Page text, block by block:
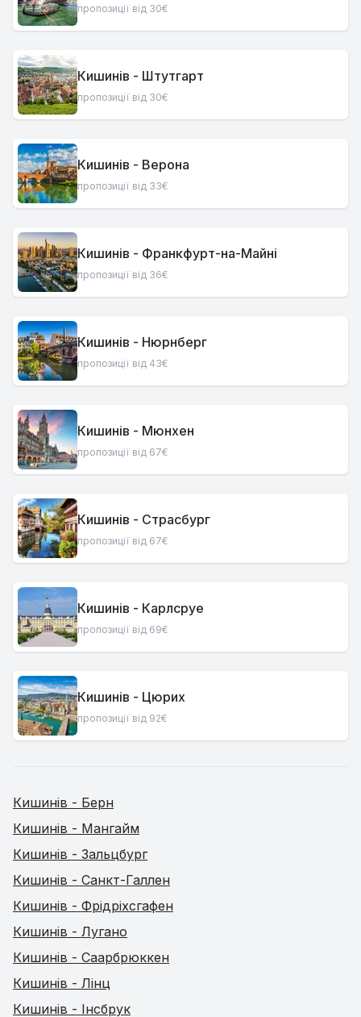
пропозиції від 30€
Кишинів - Штутгарт
пропозиції від 30€
Кишинів - Верона
пропозиції від 33€
Кишинів - Франкфурт-на-Майні
пропозиції від 36€
Кишинів - Нюрнберг
пропозиції від 43€
Кишинів - Мюнхен
пропозиції від 67€
Кишинів - Страсбург
пропозиції від 67€
Кишинів - Карлсруе
пропозиції від 69€
Кишинів - Цюрих
пропозиції від 92€
Кишинів - Берн
Кишинів - Мангайм
Кишинів - Зальцбург
Кишинів - Санкт-Галлен
Кишинів - Фрідріхсгафен
Кишинів - Лугано
Кишинів - Саарбрюккен
Кишинів - Лінц
Кишинів - Інсбрук